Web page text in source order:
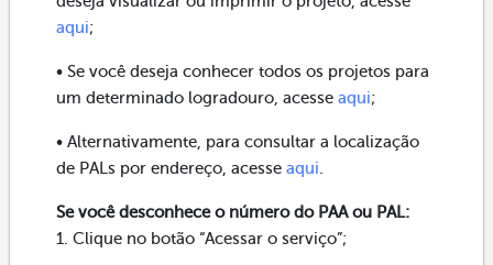
aqui;
• Se você deseja conhecer todos os projetos para
um determinado logradouro, acesse aqui;
• Alternativamente, para consultar a localização
de PALs por endereço, acesse aqui
Se você desconhece o número do PAA ou PAL:
1. Clique no botão “Acessar o serviço”;